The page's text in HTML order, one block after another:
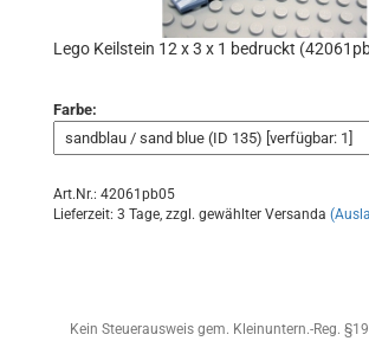
Lego Keilstein 12 x 3 x 1 bedruckt
Farbe:
Art.Nr.: 42061pb05
Lieferzeit: 3 Tage, zzgl. gewählter Versanda
Kein Steuerausweis gem. Kleinuntern.-Reg.